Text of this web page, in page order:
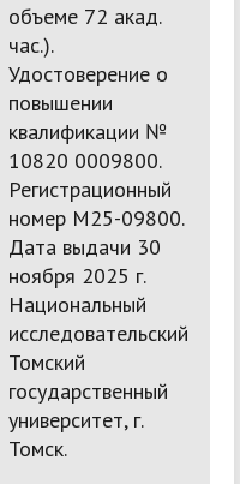
объеме 72 акад.
час.).
Удостоверение о
повышении
квалификации №
10820 0009800.
Регистрационный
номер М25-09800.
Дата выдачи 30
ноября 2025 г.
Национальный
исследовательский
Томский
государственный
университет, г.
Томск.